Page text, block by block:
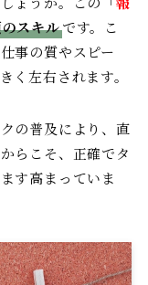
スキルです。こ
事の質やスピー
く左右されます。
の普及により、直
らこそ、正確でタ
す高まっていま